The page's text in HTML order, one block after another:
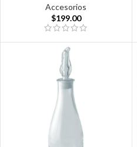
Accesorios
$199.00